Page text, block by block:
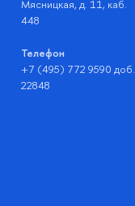
Мясницкая, д. 11, каб.
448
Телефон
+7 (495) 772 9590 доб.
22848